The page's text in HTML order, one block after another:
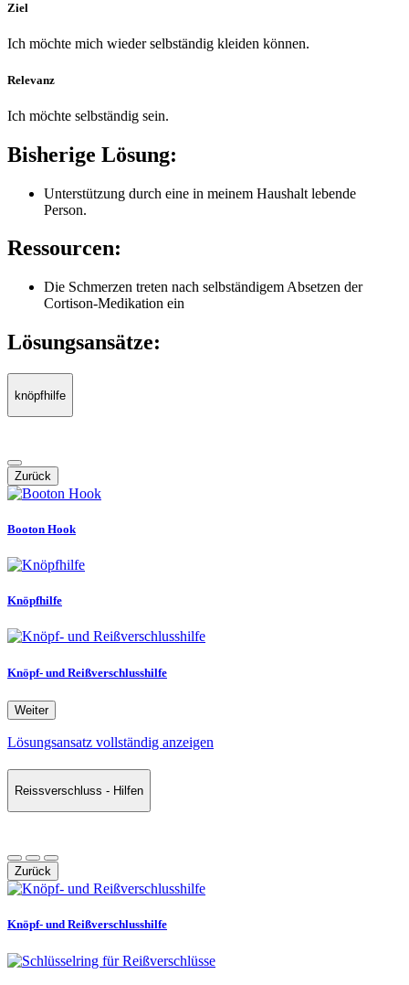
Ziel
Ich möchte mich wieder selbständig kleiden können.
Relevanz
Ich möchte selbständig sein.
Bisherige Lösung:
Unterstützung durch eine in meinem Haushalt lebende
Person.
Ressourcen:
Die Schmerzen treten nach selbständigem Absetzen der
Cortison-Medikation ein
Lösungsansätze:
knöpfhilfe
Zurück
Booton Hook
Knöpfhilfe
Knöpf- und Reißverschlusshilfe
Weiter
Lösungsansatz vollständig anzeigen
Reissverschluss - Hilfen
Zurück
Knöpf- und Reißverschlusshilfe